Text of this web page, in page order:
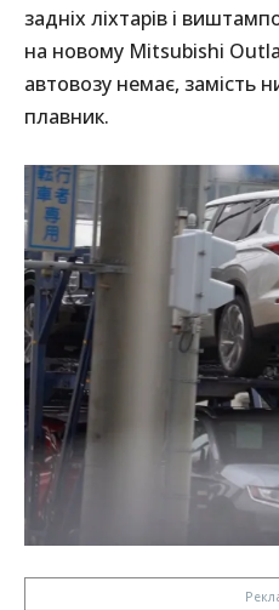
задніх ліхтарів і
на новому Mitsubishi
автовозу немає, замість
плавник.